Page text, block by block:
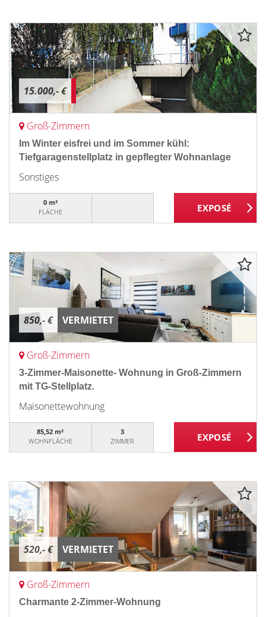
15.000,- €
Groß-Zimmern
Im Winter eisfrei und im Sommer kühl:
Tiefgaragenstellplatz in gepflegter Wohnanlage
Sonstiges
0 m²
FLÄCHE
850,- € VERMIETET
Groß-Zimmern
3-Zimmer-Maisonette- Wohnung in Groß-Zimmern
mit TG-Stellplatz.
Maisonettewohnung
85,52 m²
WOHNFLÄCHE
3
ZIMMER
520,- € VERMIETET
Groß-Zimmern
Charmante 2-Zimmer-Wohnung